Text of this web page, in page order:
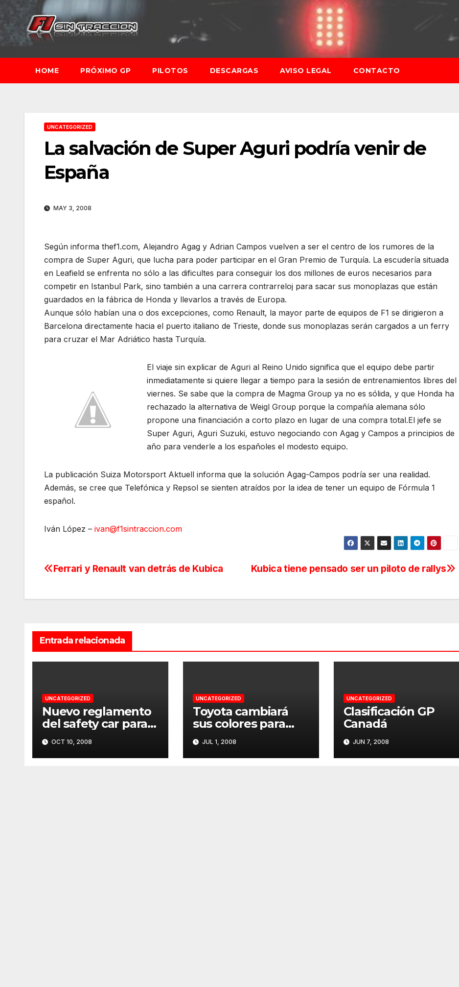
Saltar
contenido
HOME PRÓXIMO GP PILOTOS DESCARGAS AVISO LEGAL CONTACTO
UNCATEGORIZED
La salvación de Super Aguri podría venir de
España
MAY 3, 2008
Según informa thef1.com, Alejandro Agag y Adrian Campos vuelven a ser el centro de los rumores de la
compra de Super Aguri, que lucha para poder participar en el Gran Premio de Turquía. La escudería situada
en Leafield se enfrenta no sólo a las dificultes para conseguir los dos millones de euros necesarios para
competir en Istanbul Park, sino también a una carrera contrarreloj para sacar sus monoplazas que están
guardados en la fábrica de Honda y llevarlos a través de Europa.
Aunque sólo habían una o dos excepciones, como Renault, la mayor parte de equipos de F1 se dirigieron a
Barcelona directamente hacia el puerto italiano de Trieste, donde sus monoplazas serán cargados a un ferry
para cruzar el Mar Adriático hasta Turquía.
El viaje sin explicar de Aguri al Reino Unido significa que el equipo debe partir
inmediatamente si quiere llegar a tiempo para la sesión de entrenamientos libres del
viernes. Se sabe que la compra de Magma Group ya no es sólida, y que Honda ha
rechazado la alternativa de Weigl Group porque la compañía alemana sólo
propone una financiación a corto plazo en lugar de una compra total.El jefe se
Super Aguri, Aguri Suzuki, estuvo negociando con Agag y Campos a principios de
año para venderle a los españoles el modesto equipo.
La publicación Suiza Motorsport Aktuell informa que la solución Agag-Campos podría ser una realidad.
Además, se cree que Telefónica y Repsol se sienten atraídos por la idea de tener un equipo de Fórmula 1
español.
Iván López – ivan@f1sintraccion.com
Navegación
Kubica tiene pensado ser un piloto de rallys
Ferrari y Renault van detrás de Kubica
Entrada relacionada
UNCATEGORIZED
Nuevo reglamento
del safety car para
2009
OCT 10, 2008
UNCATEGORIZED
Toyota cambiará
sus colores para
patrocinar una
película en
Silverstone
JUL 1, 2008
UNCATEGORIZED
Clasificación GP
Canadá
JUN 7, 2008